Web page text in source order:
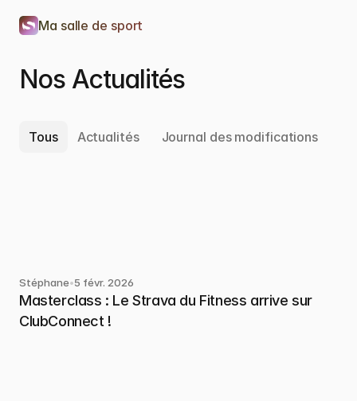
Ma salle de sport
Nos Actualités
Tous Actualités Journal des modifications
Stéphane•5 févr. 2026
Masterclass : Le Strava du Fitness arrive sur
ClubConnect !